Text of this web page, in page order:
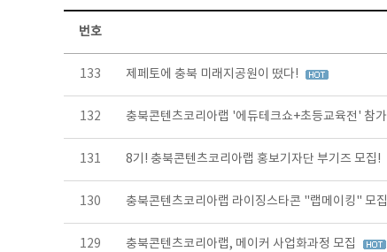
보도자료 목록 - 번호, 제목, 작성자, 파일, 조회수, 작성일 정보 제공
번호
133 제페토에 충북 미래지공원이 떴다!
132 충북콘텐츠코리아랩 '에듀테크쇼+초등교육전' 참가
131 8기! 충북콘텐츠코리아랩 홍보기자단 부기즈 모집!
130 충북콘텐츠코리아랩 라이징스타콘 "랩메이킹" 모집
129 충북콘텐츠코리아랩, 메이커 사업화과정 모집